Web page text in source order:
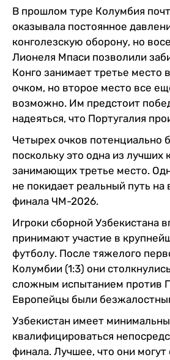
В прошлом туре Колумбия
оказывала постоянное
конголезскую оборону, но
Лионеля Мпаси позволили
Конго занимает третье место
очком, но второе место все
возможно. Им предстоит
надеяться, что Португалия
Четырех очков потенциально
поскольку это одна из лучших
занимающих третье место.
не покидает реальный путь на
финала ЧМ-2026.
Игроки сборной Узбекистана
принимают участие в
футболу. После тяжелого
Колумбии (1:3) они
сложным испытанием против
Европейцы были
Узбекистан имеет
квалифицироваться
финала. Лучшее, что они могут